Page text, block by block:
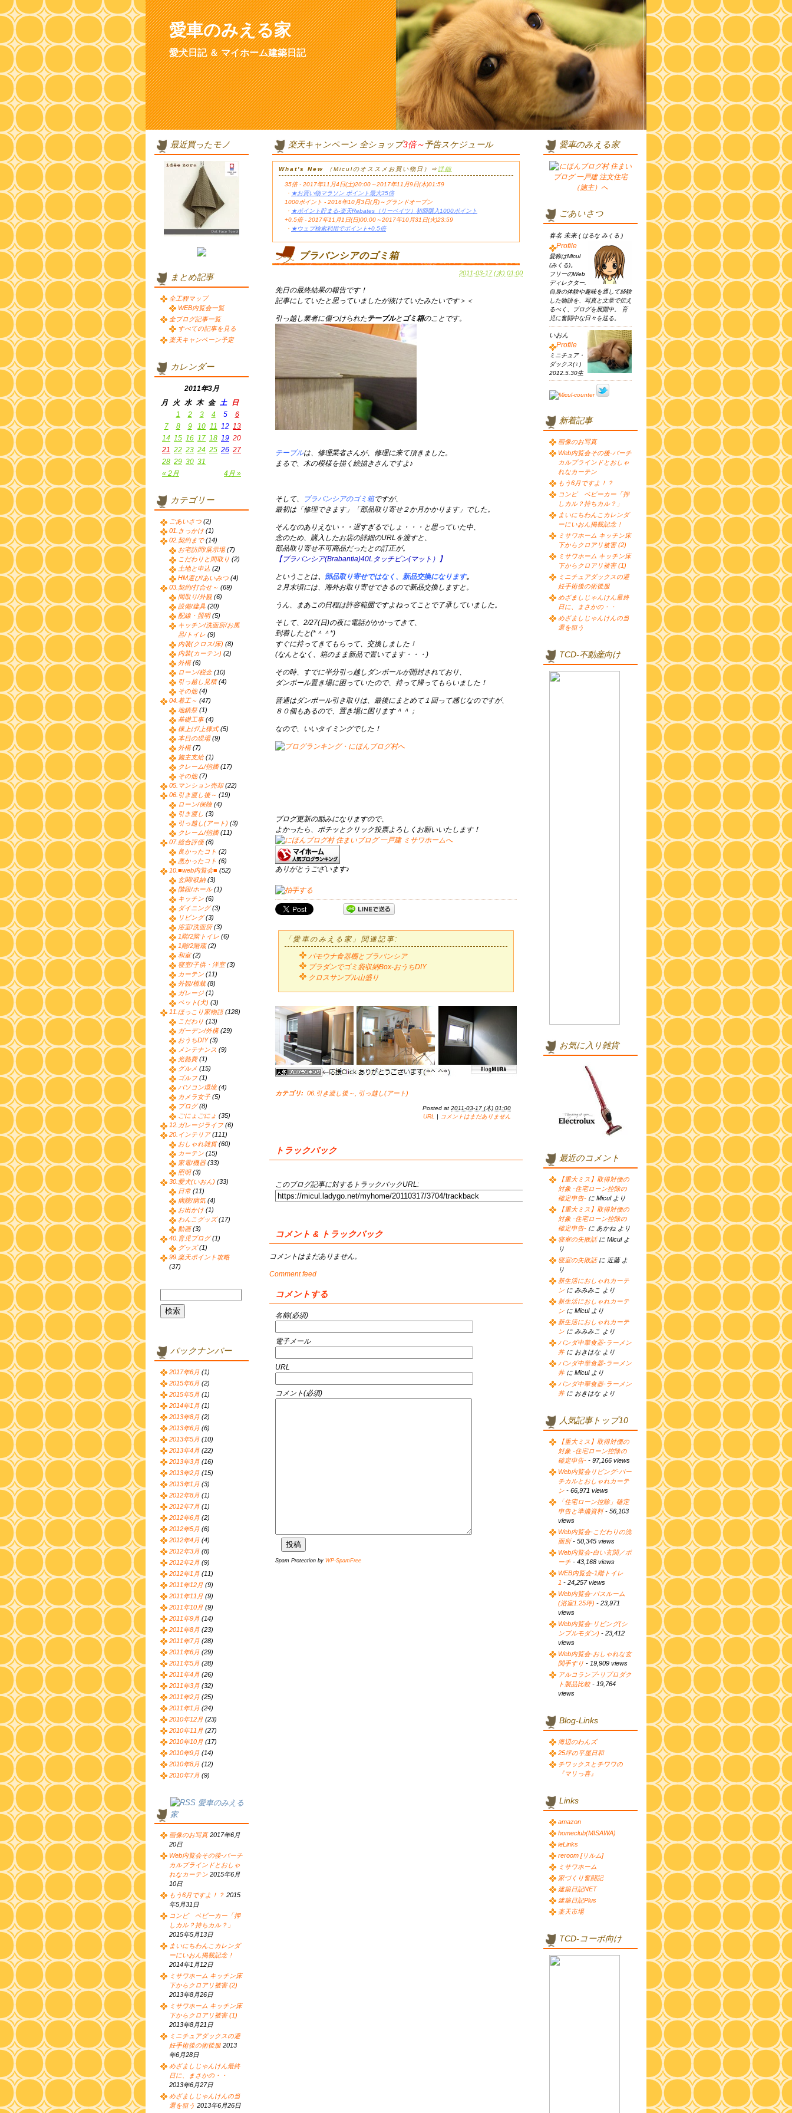
愛車のみえる家
愛犬日記 ＆ マイホーム建築日記
楽天キャンペーン 全ショップ3倍～予告スケジュール
What's New （Miculのオススメお買い物日）⇒詳細
35倍 - 2017年11月4日(土)20:00～2017年11月9日(木)01:59
・ ★お買い物マラソン ポイント最大35倍
1000ポイント - 2016年10月3日(月)～グランドオープン
・ ★ポイント貯まる-楽天Rebates（リーベイツ）初回購入1000ポイント
+0.5倍 - 2017年11月1日(日)00:00～2017年10月31日(火)23:59
・ ★ウェブ検索利用でポイント+0.5倍
ブラバンシアのゴミ箱
2011-03-17 (木) 01:00
先日の最終結果の報告です！
記事にしていたと思っていましたが抜けていたみたいです＞＜
引っ越し業者に傷つけられたテーブルとゴミ箱のことです。
テーブルは、修理業者さんが、修理に来て頂きました。
まるで、木の模様を描く絵描きさんですよ♪
そして、 ブラバンシアのゴミ箱ですが、
最初は「修理できます」「部品取り寄せ２か月かかります」でした。
そんなのありえない・・遅すぎるでしょ・・・と思っていた中、
念のため、購入したお店の詳細のURLを渡すと、
部品取り寄せ不可商品だったとの訂正が。
【ブラバンシア(Brabantia)40Lタッチビン(マット）】
ということは、 部品取り寄せではなく、新品交換になります。
２月末頃には、海外お取り寄せできるので新品交換しますと。
うん、まあこの日程は許容範囲ですよねってことで了承していました。
そして、2/27(日)の夜に電話がかかってきて、
到着したと(*＾＾*)
すぐに持ってきてもらって、交換しました！
(なんとなく、箱のまま新品で置いてます・・・)
その時、すでに半分引っ越しダンボールが開封されており、
ダンボール置き場に困っていたので、持って帰ってもらいました！
普通はダンボール引き取りは、最後にまとめて１回って感じなのですが、
８０個もあるので、置き場に困ります＾＾；
なので、いいタイミングでした！
ブログ更新の励みになりますので、
よかったら、ポチッとクリック投票よろしくお願いいたします！
ありがとうございます♪
「愛車のみえる家」関連記事:
パモウナ食器棚とブラバンシア
プラダンでゴミ袋収納Box-おうちDIY
クロスサンプル山盛り
カテゴリ: 06.引き渡し後～ 引っ越し(アート)
Posted at 2011-03-17 (木) 01:00
URL
| コメントはまだありません
トラックバック
このブログ記事に対するトラックバックURL:
コメント & トラックバック
コメントはまだありません。
Comment feed
コメントする
名前(必須)
電子メール
URL
コメント(必須)
Spam Protection by WP-SpamFree
最近買ったモノ
まとめ記事
全工程マップ
WEB内覧会一覧
全ブログ記事一覧
すべての記事を見る
楽天キャンペーン予定
カレンダー
2011年3月
月
火 水 木 金 土 日
« 2月 4月 »
1 2 3 4 5
6
7
8 9 10 11 12 13
14 15 16 17 18 19 20
21 22 23 24 25 26 27
28 29 30 31
カテゴリー
ごあいさつ (2)
01.きっかけ (1)
02.契約まで(14)
お宅訪問/展示場(7)
こだわりと間取り (2)
土地と申込 (2)
HM選び/あいみつ (4)
03.契約/打合せ～ (69)
間取り/外観 (6)
設備/建具 (20)
配線・照明(5)
キッチン/洗面所/お風
呂/トイレ (9)
内装(クロス/床) (8)
内装(カーテン) (2)
外構(6)
ローン/税金(10)
引っ越し見積(4)
その他 (4)
04.着工～ (47)
地鎮祭 (1)
基礎工事(4)
棟上げ/上棟式(5)
本日の現場(9)
外構(7)
施主支給(1)
クレーム/指摘(17)
その他 (7)
05.マンション売却(22)
06.引き渡し後～ (19)
ローン/保険(4)
引き渡し (3)
引っ越し(アート) (3)
クレーム/指摘(11)
07.総合評価(8)
良かったコト (2)
悪かったコト (6)
10.■web内覧会■ (52)
玄関/収納(3)
階段/ホール(1)
キッチン (6)
ダイニング(3)
リビング(3)
浴室/洗面所(3)
1階/2階トイレ (6)
1階/2階蔵(2)
和室(2)
寝室/子供・洋室(3)
カーテン (11)
外観/植栽(8)
ガレージ (1)
ペット(犬) (3)
11.ほっこり家物語(128)
こだわり (13)
ガーデン/外構(29)
おうちDIY(3)
メンテナンス (9)
光熱費(1)
グルメ (15)
ゴルフ (1)
パソコン環境(4)
カメラ女子 (5)
ブログ(8)
ごにょごにょ (35)
12.ガレージライフ (6)
20.インテリア(111)
おしゃれ雑貨(60)
カーテン (15)
家電/機器 (33)
照明(3)
30.愛犬(いおん) (33)
日常 (11)
病院/病気 (4)
お出かけ (1)
わんこグッズ(17)
動画(3)
40.育児ブログ(1)
グッズ(1)
99.楽天ポイント攻略
(37)
バックナンバー
2017年6月 (1)
2015年6月 (2)
2015年5月 (1)
2014年1月 (1)
2013年8月 (2)
2013年6月 (6)
2013年5月 (10)
2013年4月 (22)
2013年3月 (16)
2013年2月 (15)
2013年1月 (3)
2012年8月 (1)
2012年7月 (1)
2012年6月 (2)
2012年5月 (6)
2012年4月 (4)
2012年3月 (8)
2012年2月 (9)
2012年1月 (11)
2011年12月 (9)
2011年11月 (9)
2011年10月 (9)
2011年9月 (14)
2011年8月 (23)
2011年7月 (28)
2011年6月 (29)
2011年5月 (28)
2011年4月 (26)
2011年3月 (32)
2011年2月 (25)
2011年1月 (24)
2010年12月 (23)
2010年11月 (27)
2010年10月 (17)
2010年9月 (14)
2010年8月 (12)
2010年7月 (9)
愛車のみえる
家
画像のお写真 2017年6月
20日
Web内覧会その後-バーチ
カルブラインドとおしゃ
れなカーテン 2015年6月
10日
もう6月ですよ！？ 2015
年5月31日
コンビ ベビーカー「押
しカル？持ちカル？」
2015年5月13日
まいにちわんこカレンダ
ーにいおん掲載記念！
2014年1月12日
ミサワホーム キッチン床
下からクロアリ被害 (2)
2013年8月26日
ミサワホーム キッチン床
下からクロアリ被害 (1)
2013年8月21日
ミニチュアダックスの避
妊手術後の術後服 2013
年6月28日
めざましじゃんけん最終
日に、まさかの・・
2013年6月27日
めざましじゃんけんの当
選を狙う 2013年6月26日
愛車のみえる家
ごあいさつ
春名 未来 ( はるな みくる )
Profile
愛称はMicul
(みくる)。
フリーのWeb
ディレクター.
自身の体験や趣味を通して経験
した物語を、写真と文章で伝え
るべく、ブログを展開中。 育
児に奮闘中な日々を送る。
いおん
Profile
ミニチュア・
ダックス(♀)
2012.5.30生
新着記事
画像のお写真
Web内覧会その後-バーチ
カルブラインドとおしゃ
れなカーテン
もう6月ですよ！？
コンビ ベビーカー「押
しカル？持ちカル？」
まいにちわんこカレンダ
ーにいおん掲載記念！
ミサワホーム キッチン床
下からクロアリ被害 (2)
ミサワホーム キッチン床
下からクロアリ被害 (1)
ミニチュアダックスの避
妊手術後の術後服
めざましじゃんけん最終
日に、まさかの・・
めざましじゃんけんの当
選を狙う
TCD-不動産向け
お気に入り雑貨
最近のコメント
【重大ミス】取得対価の
対象 -住宅ローン控除の
確定申告- に Micul より
【重大ミス】取得対価の
対象 -住宅ローン控除の
確定申告- に あかね より
寝室の失敗話に Micul よ
り
寝室の失敗話に 近藤 よ
り
新生活におしゃれカーテ
ン に みみみこ より
新生活におしゃれカーテ
ン に Micul より
新生活におしゃれカーテ
ン に みみみこ より
パンダ中華食器-ラーメン
丼に おきはな より
パンダ中華食器-ラーメン
丼に Micul より
パンダ中華食器-ラーメン
丼に おきはな より
人気記事トップ10
【重大ミス】取得対価の
対象 -住宅ローン控除の
確定申告- - 97,166 views
Web内覧会リビング-バー
チカルとおしゃれカーテ
ン - 66,971 views
「住宅ローン控除」確定
申告と準備資料 - 56,103
views
Web内覧会-こだわりの洗
面所- 50,345 views
Web内覧会-白い玄関／ポ
ーチ - 43,168 views
WEB内覧会-1階トイレ
1 - 24,257 views
Web内覧会-バスルーム
(浴室1.25坪) - 23,971
views
Web内覧会-リビング(シ
ンプルモダン) - 23,412
views
Web内覧会-おしゃれな玄
関手すり - 19,909 views
アルコランプ-リプロダク
ト製品比較- 19,764
views
Blog-Links
海辺のわんズ
25坪の平屋日和
チワックスとチワワの
『マリっ喜』
Links
amazon
homeclub(MISAWA)
ieLinks
reroom [リルム]
ミサワホーム
家づくり奮闘記
建築日記NET
建築日記Plus
楽天市場
TCD-コーポ向け